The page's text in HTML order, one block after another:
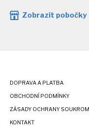
Zobrazit pobočky
DOPRAVA A PLATBA
OBCHODNÍ PODMÍNKY
ZÁSADY OCHRANY SOUKROMÍ
KONTAKT